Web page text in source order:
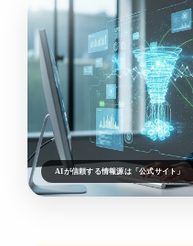
AIが信頼する情報源は「公式サイト」